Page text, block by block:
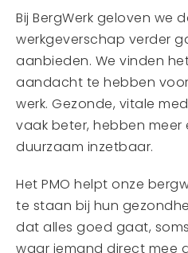
Bij BergWerk geloven we
werkgeverschap verder
aanbieden. We vinden
aandacht te hebben
werk. Gezonde, vitale
vaak beter, hebben meer
duurzaam inzetbaar.
Het PMO helpt onze
te staan bij hun
dat alles goed gaat,
waar iemand direct mee